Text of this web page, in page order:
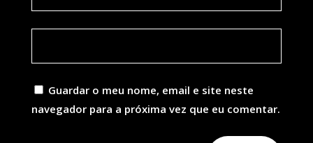
Guardar o meu nome, email e site neste
navegador para a próxima vez que eu comentar.